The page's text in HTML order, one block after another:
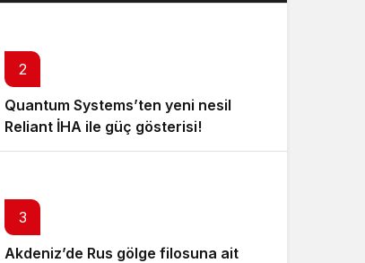
2
Quantum Systems’ten yeni nesil
Reliant İHA ile güç gösterisi!
3
Akdeniz’de Rus gölge filosuna ait